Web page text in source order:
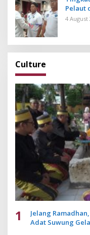
Pelaut
4 August
Culture
1
Jelang
Adat Suwung